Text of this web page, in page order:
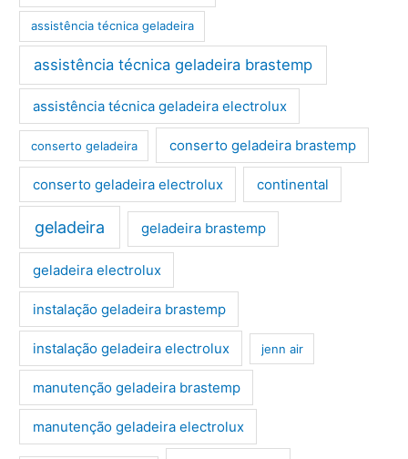
assistência técnica geladeira
assistência técnica geladeira brastemp
assistência técnica geladeira electrolux
conserto geladeira conserto geladeira brastemp
conserto geladeira electrolux continental
geladeira geladeira brastemp
geladeira electrolux
instalação geladeira brastemp
instalação geladeira electrolux jenn air
manutenção geladeira brastemp
manutenção geladeira electrolux